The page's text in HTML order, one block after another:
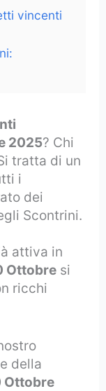
vincenti
2025? Chi
tratta di un
i
dei
Scontrini.
attiva in
Ottobre si
ricchi
della
Ottobre